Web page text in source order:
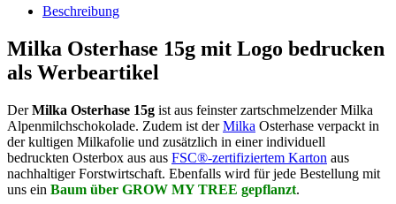
Beschreibung
Milka Osterhase 15g mit Logo bedrucken
als Werbeartikel
DerMilka Osterhase 15g ist aus feinster zartschmelzender Milka
Alpenmilchschokolade. Zudem ist derMilka Osterhase verpackt in
der kultigen Milkafolie und zusätzlich in einer individuell
bedruckten Osterbox aus aus FSC®-zertifiziertem Karton aus
nachhaltiger Forstwirtschaft. Ebenfalls wird für jede Bestellung mit
uns ein Baum über GROW MY TREE gepflanzt.